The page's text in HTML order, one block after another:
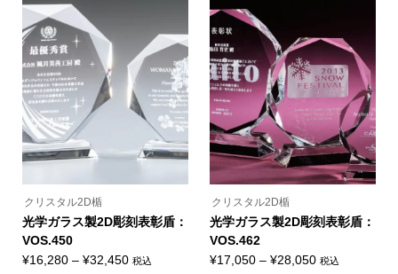
ペ
ー
ジ
か
ら
選
択
で
き
ま
す
ペ
ー
ジ
か
ら
選
択
で
き
ま
す
¥36,850
に
は
複
数
の
バ
リ
エ
ー
シ
ョ
ン
が
り
ま
す。
オ
プ
シ
ョ
¥26,400
に
複
数
の
バ
リ
エ
ー
シ
ョ
ン
が
あ
り
ま
す。
オ
プ
シ
ョ
クリスタル2D楯
光学ガラス製2D彫刻表彰盾：
VOS.450
¥16,280 – ¥32,450価税込
クリスタル2D楯
光学ガラス製2D彫刻表彰盾：
VOS.462
¥17,050 –¥28,050価税込